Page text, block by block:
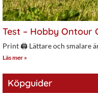
Test – Hobby Ontour
Print 🖨 Lättare och smalare
Läs mer »
Köpguider